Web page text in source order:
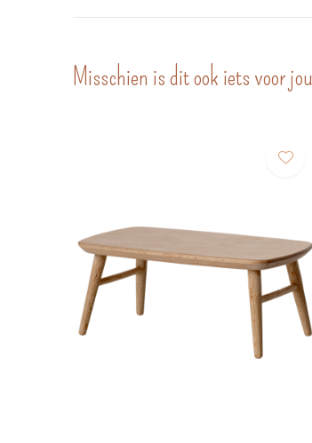
Misschien is dit ook iets voor jou